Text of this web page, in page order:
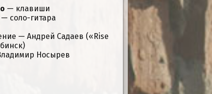
— клавиши
— соло-гитара
— Андрей Садаев («Rise
Носырев